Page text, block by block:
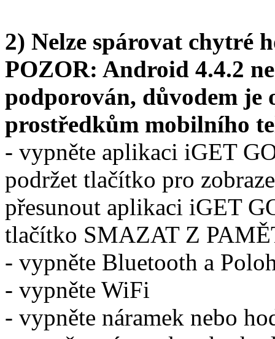
2) Nelze spárovat chytré
POZOR: Android 4.4.2
podporován, důvodem je
prostředkům mobilního
- vypněte aplikaci iGET
podržet tlačítko pro
přesunout aplikaci iGET
tlačítko SMAZAT Z
- vypněte Bluetooth a
- vypněte WiFi
- vypněte náramek nebo